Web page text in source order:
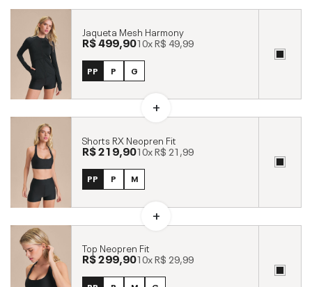
Jaqueta Mesh Harmony
R$ 499,9010xR$ 49,99
PP P G
Shorts RX Neopren Fit
R$ 219,9010xR$ 21,99
PP P M
Top Neopren Fit
R$ 299,9010xR$ 29,99